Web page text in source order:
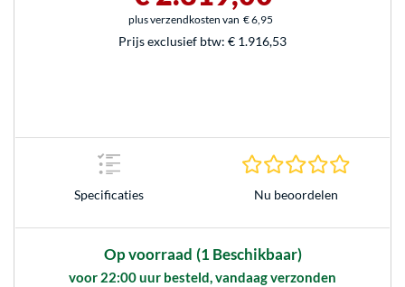
plus verzendkosten van € 6,95
Prijs exclusief btw: € 1.916,53
Specificaties Nu beoordelen
Op voorraad (1 Beschikbaar)
voor 22:00 uur besteld, vandaag verzonden